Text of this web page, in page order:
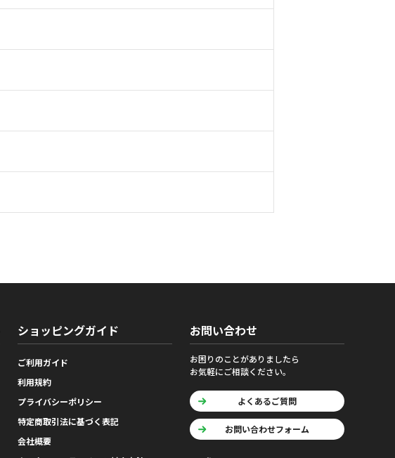
ショッピングガイド
ご利用ガイド
利用規約
プライバシーポリシー
特定商取引法に基づく表記
会社概要
お問い合わせ
お困りのことがありましたら
お気軽にご相談ください。
よくあるご質問
お問い合わせフォーム